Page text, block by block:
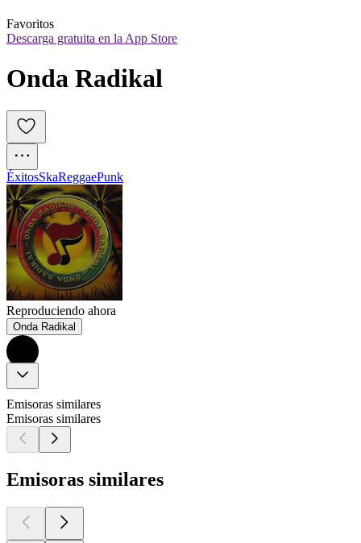
Favoritos
Descarga gratuita en la App Store
ÉxitosSkaReggaePunk
Reproduciendo ahora
Onda Radikal
Emisoras similares
Emisoras similares
Emisoras similares